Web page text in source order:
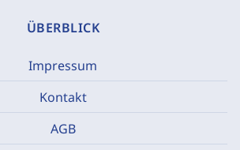
ÜBERBLICK
Impressum
Kontakt
AGB